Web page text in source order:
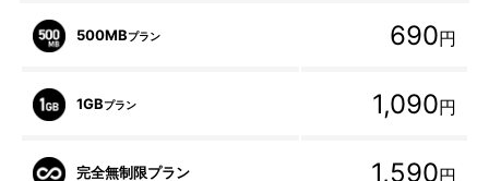
500MBプラン 690円
1GBプラン 1,090円
完全無制限プラン 1,590円